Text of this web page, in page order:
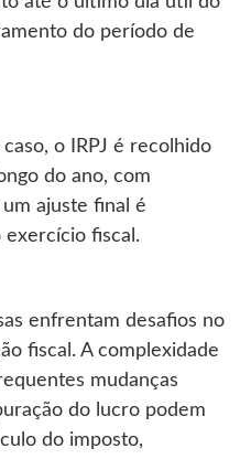
do período de
caso, o IRPJ é recolhido
do ano, com
ajuste final é
exercício fiscal.
enfrentam desafios no
fiscal. A complexidade
mudanças
do lucro podem
do imposto,